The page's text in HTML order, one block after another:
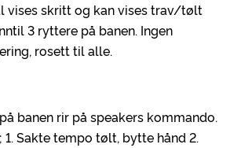
vises skritt og kan vises trav/tølt
3 ryttere på banen. Ingen
rosett til alle.
banen rir på speakers kommando.
Sakte tempo tølt, bytte hånd 2.